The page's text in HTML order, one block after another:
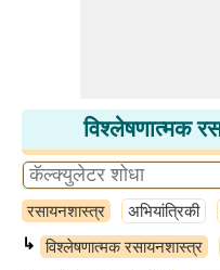
विश्लेषणात्मक
रसायनशास्त्र अभियांत्रिकी
↳ विश्लेषणात्मक रसायनशास्त्र